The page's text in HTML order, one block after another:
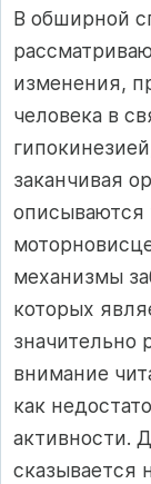
В обширной
изменения,
человека в
заканчивая
описываются
механизмы
которых
значительно
внимание
как
активности.
сказывается